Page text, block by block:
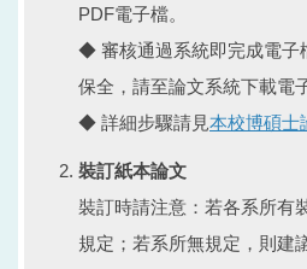
PDF電子檔。
◆ 審核通過系統即完成電子
保全，請至論文系統下載電
◆ 詳細步驟請見本校博碩士
裝訂紙本論文
裝訂時請注意：若各系所有
規定；若系所無規定，則建